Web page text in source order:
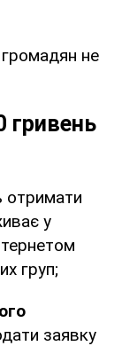
громадян не
гривень
отримати
у
груп;
заявку